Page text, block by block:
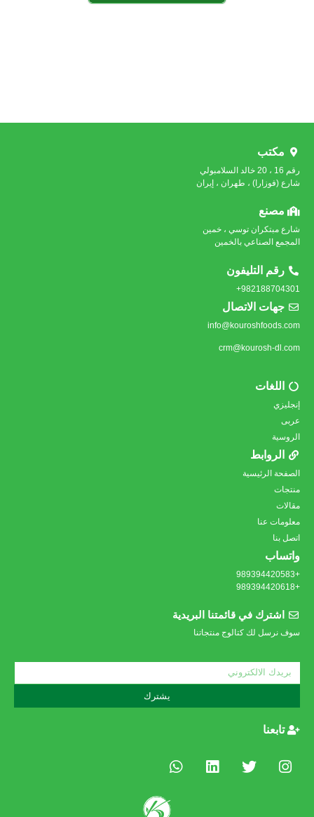
مكتب
رقم 16 ، 20 خالد السلامبولي
شارع (فوزارا) ، طهران ، إيران
مصنع
شارع مبتكران توسي ، خمين
المجمع الصناعي بالخمين
رقم التليفون
982188704301+
جهات الاتصال
info@kouroshfoods.com
crm@kourosh-dl.com
اللغات
إنجليزي
عربى
الروسية
الروابط
الصفحة الرئيسية
منتجات
مقالات
معلومات عنا
اتصل بنا
واتساب
+989394420583
+989394420618
اشترك في قائمتنا البريدية
سوف نرسل لك كتالوج منتجاتنا
يشترك
تابعنا